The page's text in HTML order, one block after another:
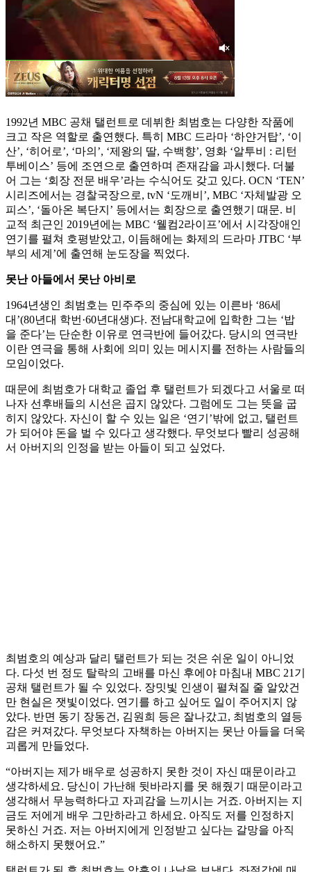
1992년 MBC 공채 탤런트로 데뷔한 최범호는 다양한 작품에
크고 작은 역할로 출연했다. 특히 MBC 드라마 ‘하얀거탑’, ‘이
산’, ‘히어로’, ‘마의’, ‘제왕의 딸, 수백향’, 영화 ‘알투비 : 리턴
투베이스’ 등에 조연으로 출연하며 존재감을 과시했다. 더불
어 그는 ‘회장 전문 배우’라는 수식어도 갖고 있다. OCN ‘TEN’
시리즈에서는 경찰국장으로, tvN ‘도깨비’, MBC ‘자체발광 오
피스’, ‘돌아온 복단지’ 등에서는 회장으로 출연했기 때문. 비
교적 최근인 2019년에는 MBC ‘웰컴2라이프’에서 시각장애인
연기를 펼쳐 호평받았고, 이듬해에는 화제의 드라마 JTBC ‘부
부의 세계’에 출연해 눈도장을 찍었다.
못난 아들에서 못난 아비로
1964년생인 최범호는 민주주의 중심에 있는 이른바 ‘86세
대’(80년대 학번·60년대생)다. 전남대학교에 입학한 그는 ‘밥
을 준다’는 단순한 이유로 연극반에 들어갔다. 당시의 연극반
이란 연극을 통해 사회에 의미 있는 메시지를 전하는 사람들의
모임이었다.
때문에 최범호가 대학교 졸업 후 탤런트가 되겠다고 서울로 떠
나자 선후배들의 시선은 곱지 않았다. 그럼에도 그는 뜻을 굽
히지 않았다. 자신이 할 수 있는 일은 ‘연기’밖에 없고, 탤런트
가 되어야 돈을 벌 수 있다고 생각했다. 무엇보다 빨리 성공해
서 아버지의 인정을 받는 아들이 되고 싶었다.
최범호의 예상과 달리 탤런트가 되는 것은 쉬운 일이 아니었
다. 다섯 번 정도 탈락의 고배를 마신 후에야 마침내 MBC 21기
공채 탤런트가 될 수 있었다. 장밋빛 인생이 펼쳐질 줄 알았건
만 현실은 잿빛이었다. 연기를 하고 싶어도 일이 주어지지 않
았다. 반면 동기 장동건, 김원희 등은 잘나갔고, 최범호의 열등
감은 커져갔다. 무엇보다 자책하는 아버지는 못난 아들을 더욱
괴롭게 만들었다.
“아버지는 제가 배우로 성공하지 못한 것이 자신 때문이라고
생각하세요. 당신이 가난해 뒷바라지를 못 해줬기 때문이라고
생각해서 무능력하다고 자괴감을 느끼시는 거죠. 아버지는 지
금도 저에게 배우 그만하라고 하세요. 아직도 저를 인정하지
못하신 거죠. 저는 아버지에게 인정받고 싶다는 갈망을 아직
해소하지 못했어요.”